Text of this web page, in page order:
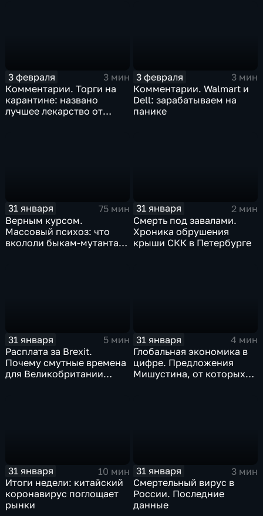
3 февраля
3 мин
Комментарии. Торги на
карантине: названо
лучшее лекарство от
3 февраля
3 мин
Комментарии. Walmart и
Dell: зарабатываем на
панике
31 января
75 мин
Верным курсом.
Массовый психоз: что
вкололи быкам-мутантам,
31 января
2 мин
Смерть под завалами.
Хроника обрушения
крыши СКК в Петербурге
31 января
5 мин
Расплата за Brexit.
Почему смутные времена
для Великобритании
31 января
4 мин
Глобальная экономика в
цифре. Предложения
Мишустина, от которых
31 января
10 мин
Итоги недели: китайский
коронавирус поглощает
рынки
31 января
3 мин
Смертельный вирус в
России. Последние
данные